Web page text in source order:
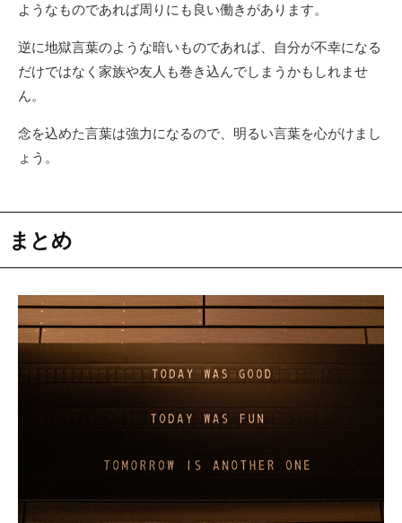
ようなものであれば周りにも良い働きがあります。
逆に地獄言葉のような暗いものであれば、自分が不幸になる
だけではなく家族や友人も巻き込んでしまうかもしれませ
ん。
念を込めた言葉は強力になるので、明るい言葉を心がけまし
ょう。
まとめ